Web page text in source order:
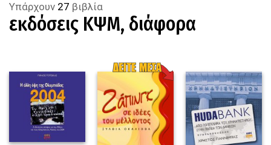
Υπάρχουν 27 βιβλία
εκδόσεις ΚΨΜ, διάφορα